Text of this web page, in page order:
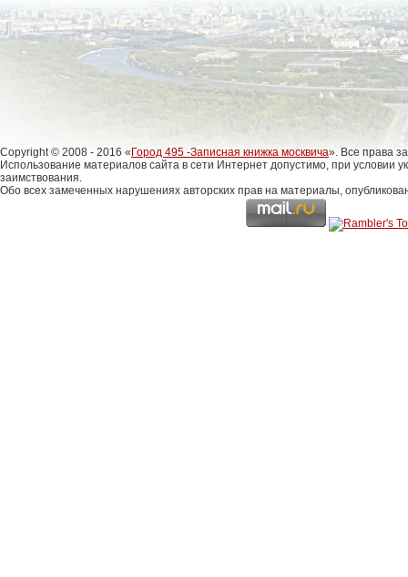
Copyright © 2008 - 2016 « Город 495 -Записная книжка москвича». Все права
Использование материалов сайта в сети Интернет допустимо, при условии
заимствования.
Обо всех замеченных нарушениях авторских прав на материалы,